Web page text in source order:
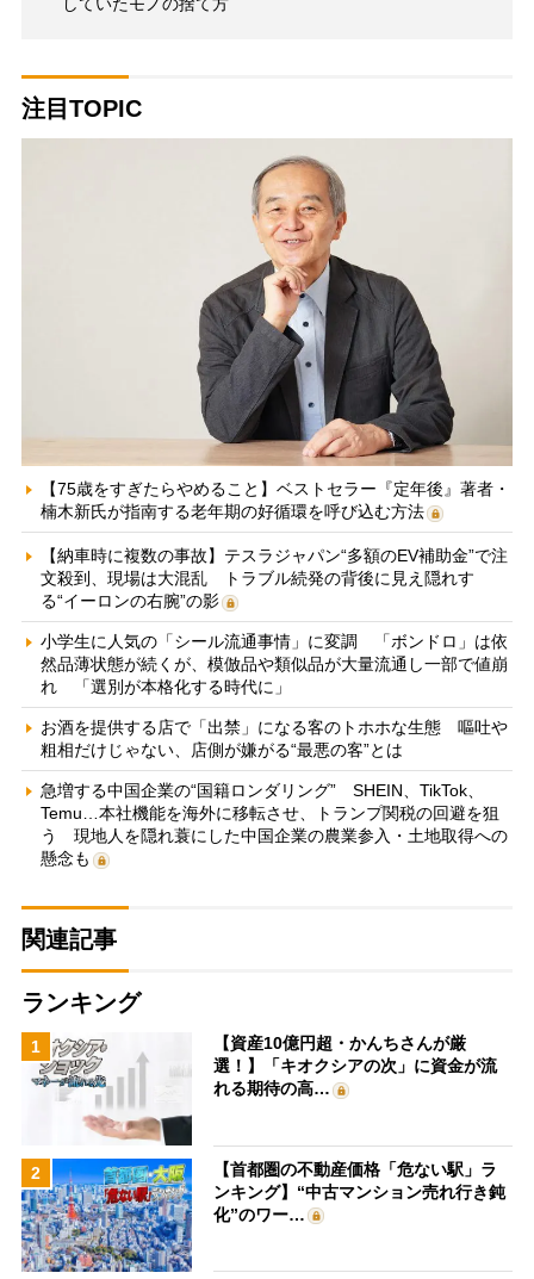
していたモノの捨て方
注目TOPIC
【75歳をすぎたらやめること】ベストセラー『定年後』著者・
楠木新氏が指南する老年期の好循環を呼び込む方法
【納車時に複数の事故】テスラジャパン“多額のEV補助金”で注
文殺到、現場は大混乱 トラブル続発の背後に見え隠れす
る“イーロンの右腕”の影
小学生に人気の「シール流通事情」に変調 「ボンドロ」は依
然品薄状態が続くが、模倣品や類似品が大量流通し一部で値崩
れ 「選別が本格化する時代に」
お酒を提供する店で「出禁」になる客のトホホな生態 嘔吐や
粗相だけじゃない、店側が嫌がる“最悪の客”とは
急増する中国企業の“国籍ロンダリング” SHEIN、TikTok、
Temu…本社機能を海外に移転させ、トランプ関税の回避を狙
う 現地人を隠れ蓑にした中国企業の農業参入・土地取得への
懸念も
関連記事
ランキング
1
【資産10億円超・かんちさんが厳
選！】「キオクシアの次」に資金が流
れる期待の高…
2
【首都圏の不動産価格「危ない駅」ラ
ンキング】“中古マンション売れ行き鈍
化”のワー…